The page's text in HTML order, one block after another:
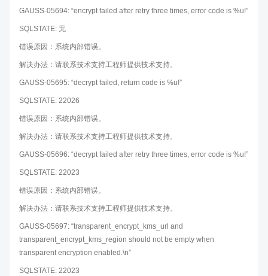
GAUSS-05694: “encrypt failed after retry three times, error code is %u!”
SQLSTATE: 无
错误原因：系统内部错误。
解决办法：请联系技术支持工程师提供技术支持。
GAUSS-05695: “decrypt failed, return code is %u!”
SQLSTATE: 22026
错误原因：系统内部错误。
解决办法：请联系技术支持工程师提供技术支持。
GAUSS-05696: “decrypt failed after retry three times, error code is %u!”
SQLSTATE: 22023
错误原因：系统内部错误。
解决办法：请联系技术支持工程师提供技术支持。
GAUSS-05697: “transparent_encrypt_kms_url and
transparent_encrypt_kms_region should not be empty when
transparent encryption enabled.\n”
SQLSTATE: 22023